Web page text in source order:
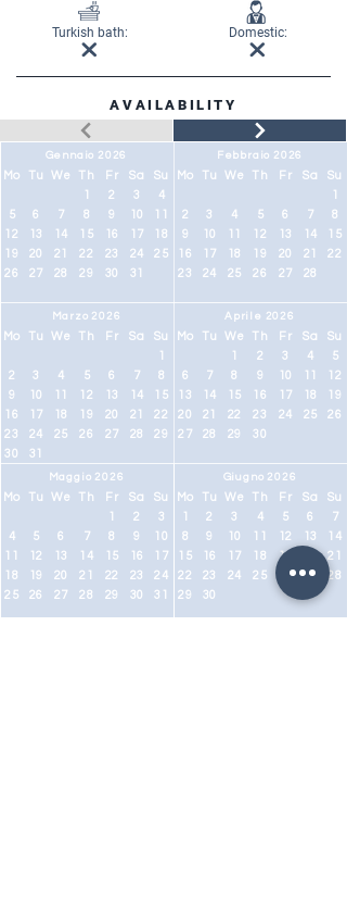
Turkish bath: Domestic:
AVAILABILITY
Gennaio 2026
Mo Tu We Th Fr Sa
Su
1
2 3
4
5
6 7 8 9 10
11
12
13 14 15 16 17
18
19
20 21 22 23 24
25
26
27 28 29 30 31
Marzo 2026
Mo Tu We Th Fr Sa
Su
1
2
3 4 5 6 7
8
9
10 11 12 13 14
15
16
17 18 19 20 21
22
23
24 25 26 27 28
29
30
31
Maggio 2026
Mo Tu We Th Fr Sa
Su
1
2
3
4
5 6 7 8 9
10
11
12 13 14 15 16
17
18
19 20 21 22 23
24
25
26 27 28 29 30 31
Febbraio 2026
Mo Tu We Th Fr Sa
Su
1
2
3 4 5 6 7
8
9
10 11 12 13 14
15
16
17 18 19 20 21
22
23
24 25 26 27 28
Aprile 2026
Mo Tu We Th Fr Sa
Su
1
2 3 4
5
6
7 8 9 10 11
12
13
14 15 16 17 18
19
20
21 22 23 24 25
26
27
28 29 30
Giugno 2026
Mo Tu We Th Fr Sa
Su
1
2 3 4 5 6
7
8
9 10 11 12 13
14
15
16 17 18 19
21
22
23 24 25 26 27
28
29
30